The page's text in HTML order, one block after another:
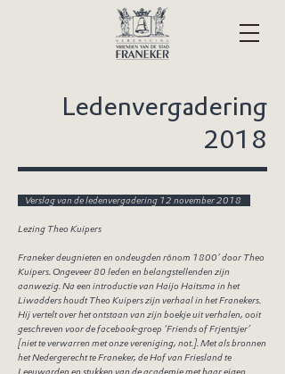
Ledenvergadering
2018
Verslag van de ledenvergadering 12 november 2018
Lezing Theo Kuipers
Franeker deugnieten en ondeugden rônom 1800’ door Theo
Kuipers. Ongeveer 80 leden en belangstellenden zijn
aanwezig. Na een introductie van Haijo Haitsma in het
Liwadders houdt Theo Kuipers zijn verhaal in het Franekers.
Hij vertelt over het ontstaan van zijn boekje uit verhalen, ooit
geschreven voor de facebook-groep ‘Friends of Frjentsjer’
[niet te verwarren met onze vereniging, not.]. Met als bronnen
het Nedergerecht te Franeker, de Hof van Friesland te